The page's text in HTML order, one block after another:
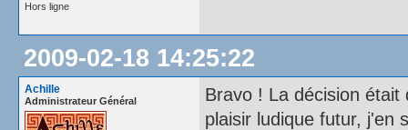
Hors ligne
2009-02-18 14:25:22
Achille
Administrateur Général
Bravo ! La décision
plaisir ludique futur, j'en